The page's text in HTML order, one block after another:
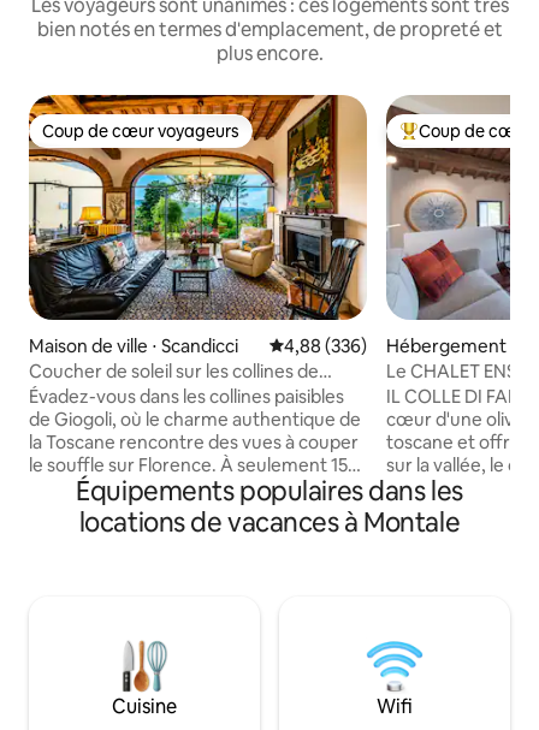
Les voyageurs sont unanimes : ces logements sont très
bien notés en termes d'emplacement, de propreté et
plus encore.
Coup de cœur voyageurs
Coup de cœur voyageurs
Maison de ville ⋅ Scandicci Évaluation moyenne sur la
4,88 (336)
Coucher de soleil sur les collines de
Florence • Giogoli
Évadez-vous dans les collines paisibles
de Giogoli, où le charme authentique de
la Toscane rencontre des vues à couper
le souffle sur Florence. À seulement 15
minutes du centre-ville et de la
campagne du Chianti, cette élégante
maison est le point de départ idéal pour
nature mais proche des lieux les plus
emblématiques de la région, c'est le
refuge idéal pour tous ceux qui
recherchent le confort, la tranquillité et
Coups de cœur
Coup de cœur
Hébergement ⋅
Le CHALET
près de Florence
IL COLLE DI
cœur d'une
toscane et
sur la vallée, le
quelques mois. Il
caravansérail il y
supermarchés et
quelques
d'une ferme,
ingrédients
Équipements populaires dans les
locations de vacances à Montale
Cuisine Wifi